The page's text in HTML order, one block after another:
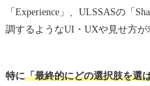
「Experience」、ULSSASの「
調するようなUI・UXや見せ方が
特に「最終的にどの選択肢を選